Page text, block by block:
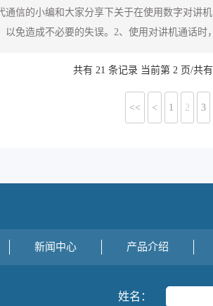
通信的小编和大家分享下关于在使用数字对讲
以免造成不必要的失误。2、使用对讲机通话时
共有 21 条记录 当前第 2 页/共
<< < 1 2 3
新闻中心 产品介绍
姓名：